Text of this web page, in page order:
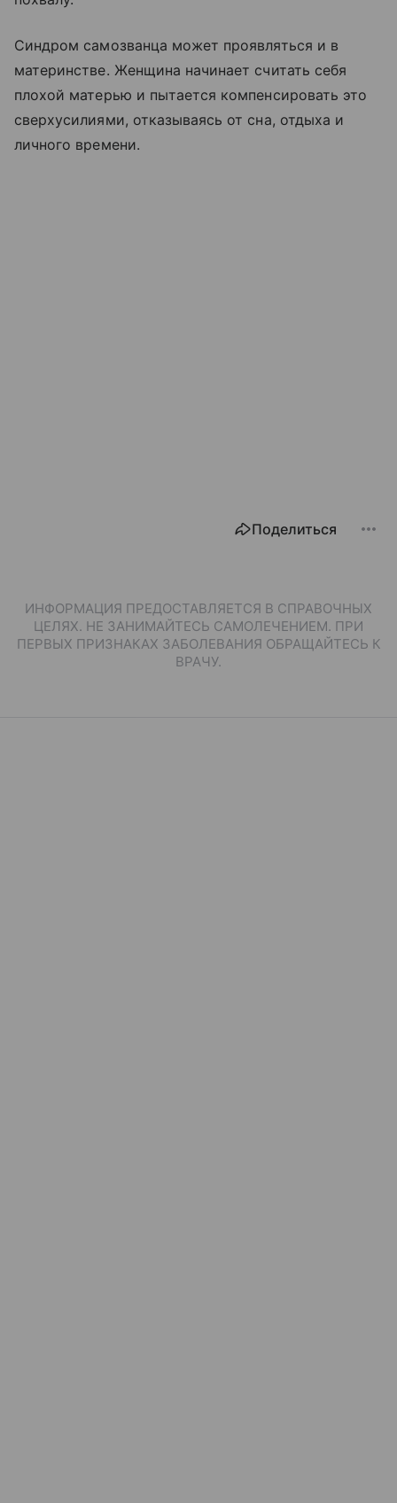
Синдром самозванца может проявляться и в
материнстве. Женщина начинает считать себя
плохой матерью и пытается компенсировать это
сверхусилиями, отказываясь от сна, отдыха и
личного времени.
Поделиться
ИНФОРМАЦИЯ ПРЕДОСТАВЛЯЕТСЯ В СПРАВОЧНЫХ
ЦЕЛЯХ. НЕ ЗАНИМАЙТЕСЬ САМОЛЕЧЕНИЕМ. ПРИ
ПЕРВЫХ ПРИЗНАКАХ ЗАБОЛЕВАНИЯ ОБРАЩАЙТЕСЬ К
ВРАЧУ.